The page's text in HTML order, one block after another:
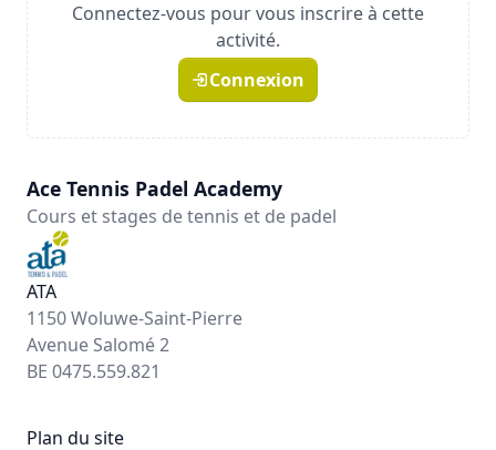
Connectez-vous pour vous inscrire à cette
activité.
Connexion
Ace Tennis Padel Academy
Cours et stages de tennis et de padel
ATA
1150 Woluwe-Saint-Pierre
Avenue Salomé 2
BE 0475.559.821
Plan du site